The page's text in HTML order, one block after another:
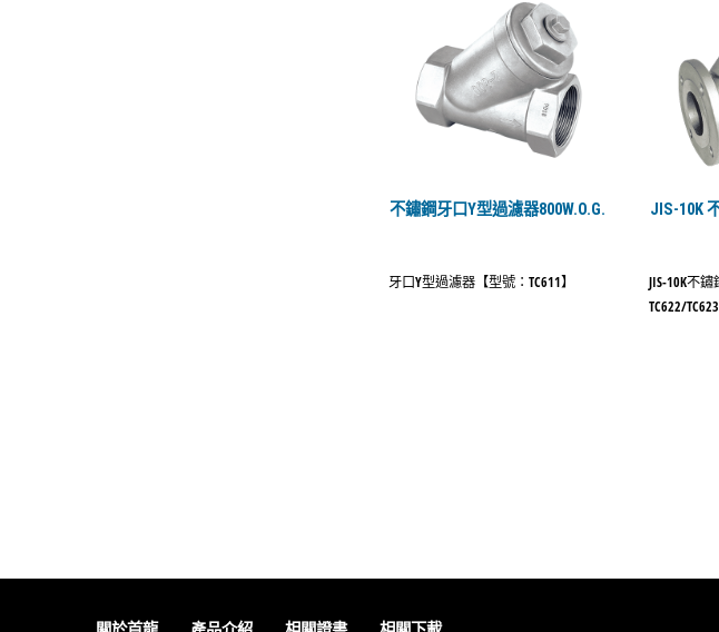
不鏽鋼牙口Y型過濾器800W.O.G.
牙口Y型過濾器【型號：TC611】
JIS-10K
JIS-10K不
TC622/TC623